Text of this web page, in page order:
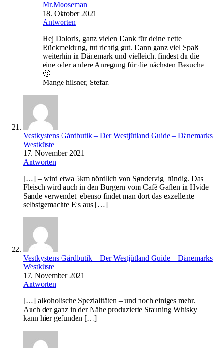
Mr.Mooseman
18. Oktober 2021
Antworten
Hej Doloris, ganz vielen Dank für deine nette
Rückmeldung, tut richtig gut. Dann ganz viel Spaß
weiterhin in Dänemark und vielleicht findest du die
eine oder andere Anregung für die nächsten Besuche
🙂
Mange hilsner, Stefan
Vestkystens Gårdbutik – Der Westjütland Guide – Dänemarks
Westküste
17. November 2021
Antworten
[…] – wird etwa 5km nördlich von Søndervig fündig. Das
Fleisch wird auch in den Burgern vom Café Gaflen in Hvide
Sande verwendet, ebenso findet man dort das exzellente
selbstgemachte Eis aus […]
Vestkystens Gårdbutik – Der Westjütland Guide – Dänemarks
Westküste
17. November 2021
Antworten
[…] alkoholische Spezialitäten – und noch einiges mehr.
Auch der ganz in der Nähe produzierte Stauning Whisky
kann hier gefunden […]